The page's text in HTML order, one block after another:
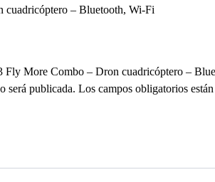
– Bluetooth, Wi-Fi
Fly More Combo – Dron cuadricóptero –
será publicada. Los campos obligatorios